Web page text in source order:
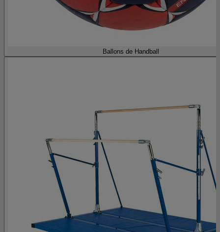
Ballons de Handball